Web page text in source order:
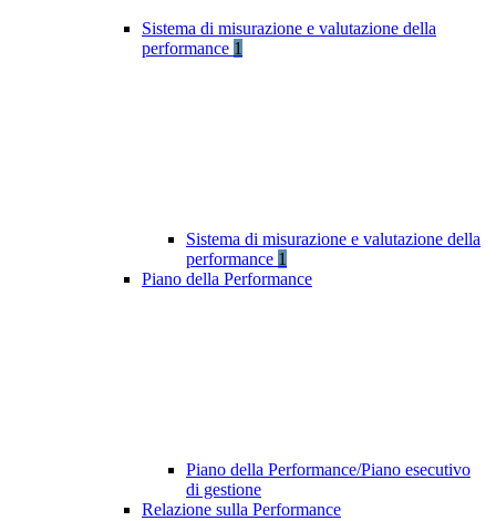
Sistema di misurazione e valutazione della
performance 1
Sistema di misurazione e valutazione della
performance 1
Piano della Performance
Piano della Performance/Piano esecutivo
di gestione
Relazione sulla Performance